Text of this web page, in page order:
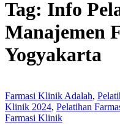
Tag: Info
Manajemen
Yogyakarta
Farmasi Klinik Adalah,
Klinik 2024, Pelatihan
Farmasi Klinik